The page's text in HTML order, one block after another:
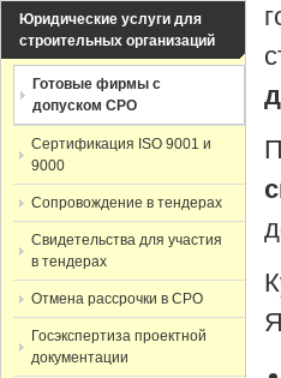
Юридические услуги для
строительных организаций
Готовые фирмы с
допуском СРО
Сертификация ISO 9001 и
9000
Сопровождение в тендерах
Свидетельства для участия
в тендерах
Отмена рассрочки в СРО
Госэкспертиза проектной
документации